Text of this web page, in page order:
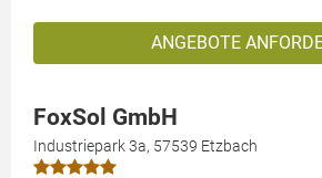
ANGEBOTE
FoxSol GmbH
Industriepark 3a, 57539 Etzbach